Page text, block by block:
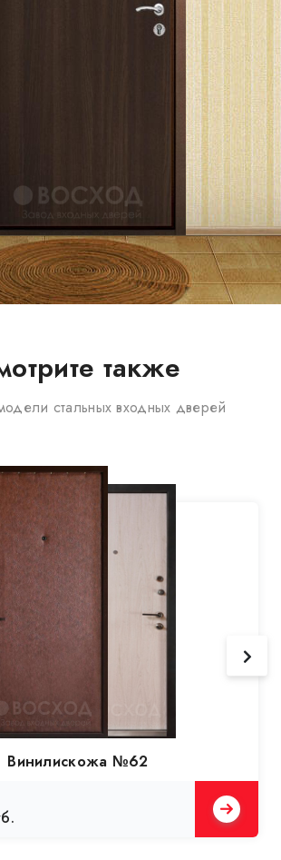
также
стальных входных дверей
Винилискожа №62